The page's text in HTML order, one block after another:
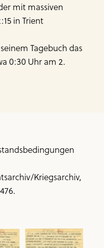
mit massiven
in Trient
Tagebuch das
0:30 Uhr am 2.
Kriegsarchiv,